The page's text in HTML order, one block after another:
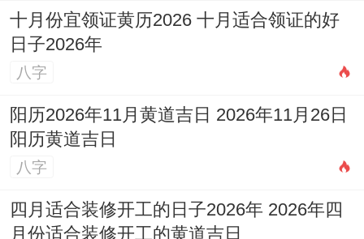
十月份宜领证黄历2026 十月适合领证的好
日子2026年
八字
阳历2026年11月黄道吉日 2026年11月26日
阳历黄道吉日
八字
四月适合装修开工的日子2026年 2026年四
月份适合装修开工的黄道吉日